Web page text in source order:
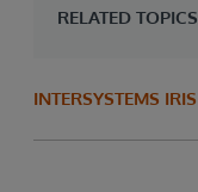
RELATED TOPICS
INTERSYSTEMS IRIS